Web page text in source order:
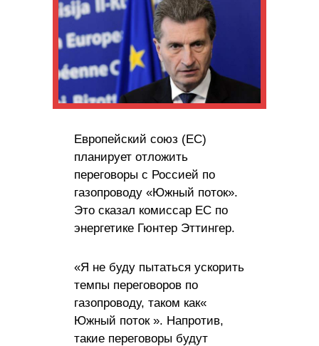
Европейский союз (ЕС)
планирует отложить
переговоры с Россией по
газопроводу «Южный поток».
Это сказал комиссар ЕС по
энергетике Гюнтер Эттингер.
«Я не буду пытаться ускорить
темпы переговоров по
газопроводу, таком как«
Южный поток ». Напротив,
такие переговоры будут